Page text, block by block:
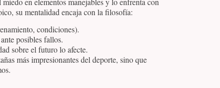
su mentalidad encaja con la filosofía:
condiciones).
posibles fallos.
sobre el futuro lo afecte.
más impresionantes del deporte, sino que